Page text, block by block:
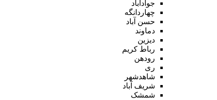
جوادآباد
چهاردانگه
حسن آباد
دماوند
دیزین
رباط کریم
رودهن
ری
شاهدشهر
شریف آباد
شمشک